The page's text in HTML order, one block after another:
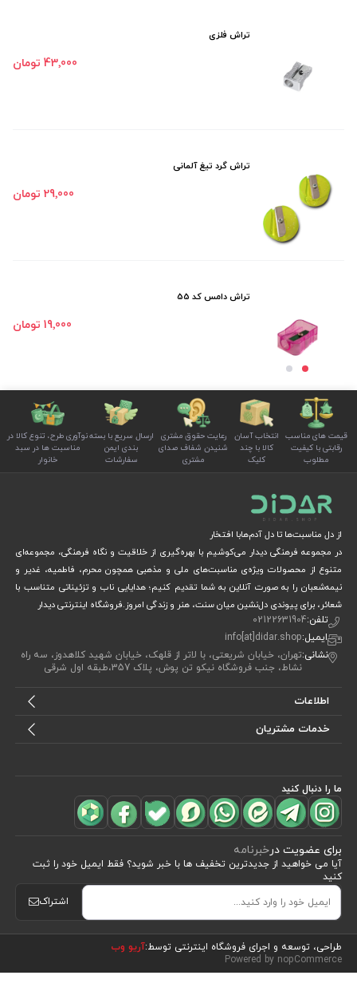
مشاهده محصولات(5)
تراش فلزی
43٬000 تومان
تراش گرد تیغ آلمانی
29٬000 تومان
تراش دامس کد 55
19٬000 تومان
قیمت های مناسب
رقابتی با کیفیت
مطلوب
انتخاب آسان
کالا با چند
کلیک
رعایت حقوق مشتری
شنیدن شفاف صدای
مشتری
ارسال سریع با بسته
بندی ایمن
سفارشات
نوآوری طرح، تنوع کالا در
مناسبت ها در سبد
خانوار
از دل مناسبت‌ها تا دل آدم‌هابا افتخار
در مجموعه فرهنگی دیدار می‌کوشیم با بهره‌گیری از خلاقیت و نگاه فرهنگی، مجموعه‌ای
متنوع از محصولات ویژه‌ی مناسبت‌های ملی و مذهبی همچون محرم، فاطمیه، غدیر و
نیمه‌شعبان را به صورت آنلاین به شما تقدیم کنیم؛ هدایایی ناب و تزئیناتی متناسب با
شعائر، برای پیوندی دل‌نشین میان سنت، هنر و زندگی امروز.فروشگاه اینترنتی دیدار
تلفن:02122631904
ایمیل:info[at]didar.shop
نشانی:تهران، خیابان شریعتی، با لاتر از قلهک، خیابان شهید کلاهدوز، سه راه
نشاط، جنب فروشگاه نیکو تن پوش، پلاک 357،طبقه اول شرقی
اطلاعات
خدمات مشتریان
ما را دنبال کنید
برای عضویت درخبرنامه
آیا می خواهید از جدید‌ترین تخفیف‌ ها با‌ خبر شوید؟ فقط ایمیل خود را ثبت
کنید
اشتراک
طراحی، توسعه و اجرای فروشگاه اینترنتی توسط:آریو وب
Powered by nopCommerce